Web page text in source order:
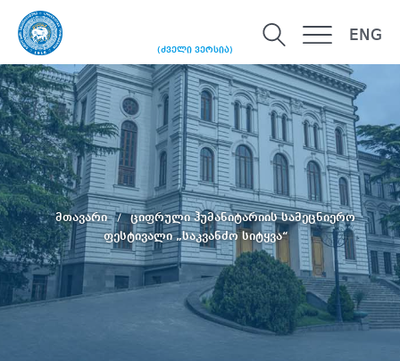
(ძველი ვერსია)
ENG
მთავარი
ციფრული ჰუმანიტარიის სამეცნიერო
ფესტივალი „საკვანძო სიტყვა“